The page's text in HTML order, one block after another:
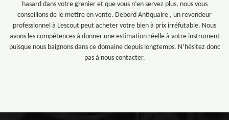
hasard dans votre grenier et que vous n’en servez plus, nous vous
conseillons de le mettre en vente. Debord Antiquaire , un revendeur
professionnel à Lescout peut acheter votre bien à prix irréfutable. Nous
avons les compétences à donner une estimation réelle à votre instrument
puisque nous baignons dans ce domaine depuis longtemps. N’hésitez donc
pas à nous contacter.